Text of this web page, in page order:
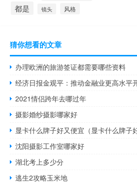
都是
镜头 风格
猜你想看的文章
办理欧洲的旅游签证都需要哪些资料
经济日报金观平：推动金融业更高水平
2021情侣跨年去哪过年
摄影婚纱摄影哪家好
显卡什么牌子好又便宜（显卡什么牌子好
沈阳摄影工作室哪家好
湖北考上多少分
逃生2攻略玉米地